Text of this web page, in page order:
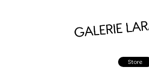
Store